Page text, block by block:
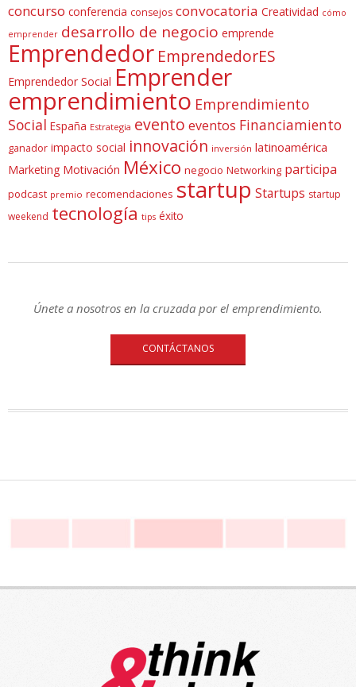
concurso conferencia consejos convocatoria Creatividad cómo
emprender desarrollo de negocio emprende
Emprendedor EmprendedorES
Emprendedor Social Emprender
emprendimiento Emprendimiento
Social España Estrategia evento eventos Financiamiento
ganador impacto social innovación inversión latinoamérica
Marketing Motivación México negocio Networking participa
podcast premio recomendaciones startup Startups startup
weekend tecnología tips éxito
Únete a nosotros en la cruzada por el emprendimiento.
CONTÁCTANOS